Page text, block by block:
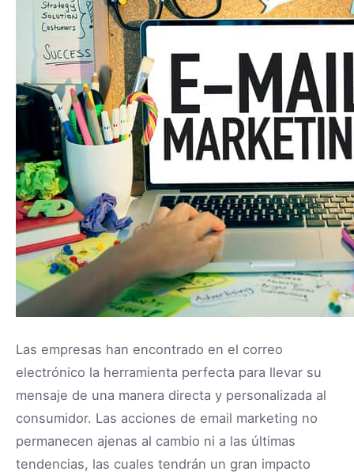
Las empresas han encontrado en el correo
electrónico la herramienta perfecta para llevar su
mensaje de una manera directa y personalizada al
consumidor. Las acciones de email marketing no
permanecen ajenas al cambio ni a las últimas
tendencias, las cuales tendrán un gran impacto